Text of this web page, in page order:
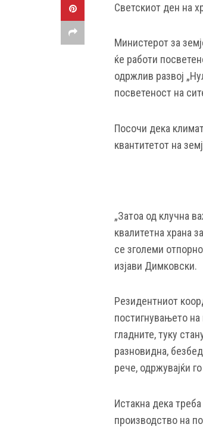
Светскиот ден на
Министерот за
ќе работи
одржлив развој
посветеност на
Посочи дека
квантитетот на
„Затоа од клучна
квалитетна храна
се зголеми
изјави Димковски.
Резидентниот
постигнувањето
гладните, туку
разновидна,
рече, одржувајќи
Истакна дека
производство на